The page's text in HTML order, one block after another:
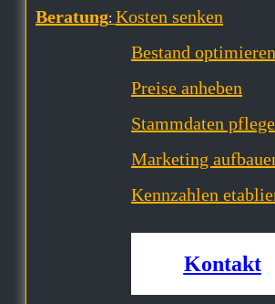
Beratung: Kosten senken
Bestand optimieren
Preise anheben
Stammdaten
Marketing
Kennzahlen
Kontakt